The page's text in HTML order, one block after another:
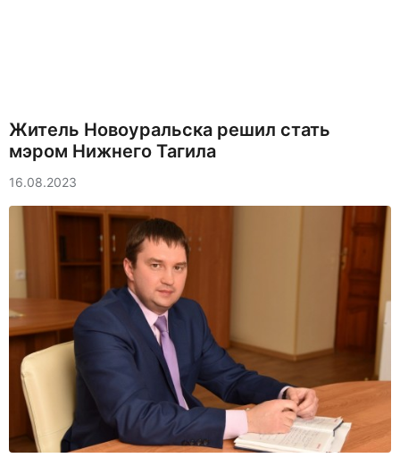
Житель Новоуральска решил стать
мэром Нижнего Тагила
16.08.2023